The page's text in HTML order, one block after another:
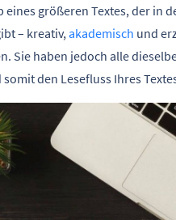
größeren Textes, der in
– kreativ,akademisch und
Sie haben jedoch alle
den Lesefluss Ihres